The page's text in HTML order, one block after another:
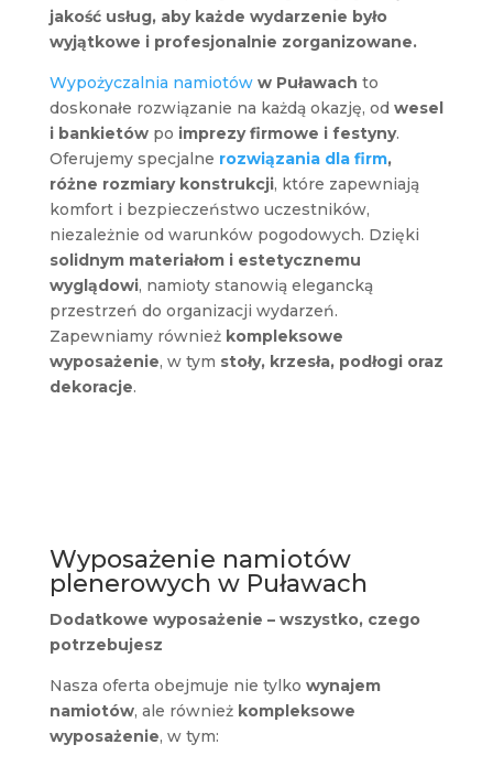
jakość usług, aby każde wydarzenie było
wyjątkowe i profesjonalnie zorganizowane.
Wypożyczalnia namiotóww Puławach to
doskonałe rozwiązanie na każdą okazję, od wesel
i bankietówpo imprezy firmowe i festyny.
Oferujemy specjalne rozwiązania dla firm,
różne rozmiary konstrukcji, które zapewniają
komfort i bezpieczeństwo uczestników,
niezależnie od warunków pogodowych. Dzięki
solidnym materiałom i estetycznemu
wyglądowi, namioty stanowią elegancką
przestrzeń do organizacji wydarzeń.
Zapewniamy również kompleksowe
wyposażenie, w tym stoły, krzesła, podłogi oraz
dekoracje.
Wyposażenie namiotów
plenerowych w Puławach
Dodatkowe wyposażenie – wszystko, czego
potrzebujesz
Nasza oferta obejmuje nie tylko wynajem
namiotów, ale również kompleksowe
wyposażenie, w tym: